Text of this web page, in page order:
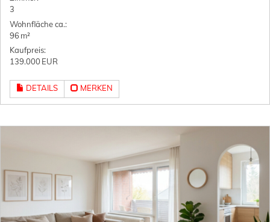
3
Wohnfläche ca.:
96 m²
Kaufpreis:
139.000 EUR
DETAILS MERKEN